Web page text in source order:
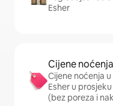
Esher
Cijene
Cijene noćenja
Esher u
(bez poreza i